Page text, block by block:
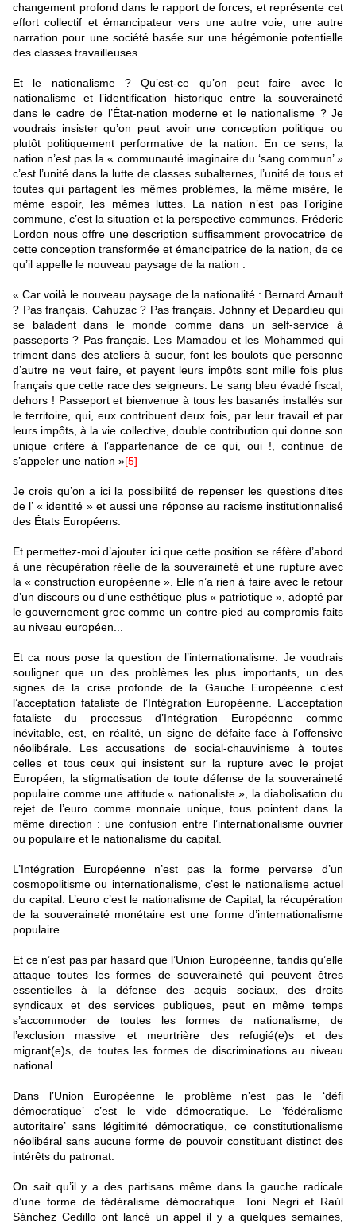
changement profond dans le rapport de forces, et représente cet
effort collectif et émancipateur vers une autre voie, une autre
narration pour une société basée sur une hégémonie potentielle
des classes travailleuses.
Et le nationalisme ? Qu’est-ce qu’on peut faire avec le
nationalisme et l’identification historique entre la souveraineté
dans le cadre de l’État-nation moderne et le nationalisme ? Je
voudrais insister qu’on peut avoir une conception politique ou
plutôt politiquement performative de la nation. En ce sens, la
nation n’est pas la « communauté imaginaire du ‘sang commun’ »
c’est l’unité dans la lutte de classes subalternes, l’unité de tous et
toutes qui partagent les mêmes problèmes, la même misère, le
même espoir, les mêmes luttes. La nation n’est pas l’origine
commune, c’est la situation et la perspective communes. Fréderic
Lordon nous offre une description suffisamment provocatrice de
cette conception transformée et émancipatrice de la nation, de ce
qu’il appelle le nouveau paysage de la nation :
« Car voilà le nouveau paysage de la nationalité : Bernard Arnault
? Pas français. Cahuzac ? Pas français. Johnny et Depardieu qui
se baladent dans le monde comme dans un self-service à
passeports ? Pas français. Les Mamadou et les Mohammed qui
triment dans des ateliers à sueur, font les boulots que personne
d’autre ne veut faire, et payent leurs impôts sont mille fois plus
français que cette race des seigneurs. Le sang bleu évadé fiscal,
dehors ! Passeport et bienvenue à tous les basanés installés sur
le territoire, qui, eux contribuent deux fois, par leur travail et par
leurs impôts, à la vie collective, double contribution qui donne son
unique critère à l’appartenance de ce qui, oui !, continue de
s’appeler une nation »[5]
Je crois qu’on a ici la possibilité de repenser les questions dites
de l’ « identité » et aussi une réponse au racisme institutionnalisé
des États Européens.
Et permettez-moi d’ajouter ici que cette position se réfère d’abord
à une récupération réelle de la souveraineté et une rupture avec
la « construction européenne ». Elle n’a rien à faire avec le retour
d’un discours ou d’une esthétique plus « patriotique », adopté par
le gouvernement grec comme un contre-pied au compromis faits
au niveau européen...
Et ca nous pose la question de l’internationalisme. Je voudrais
souligner que un des problèmes les plus importants, un des
signes de la crise profonde de la Gauche Européenne c’est
l’acceptation fataliste de l’Intégration Européenne. L’acceptation
fataliste du processus d’Intégration Européenne comme
inévitable, est, en réalité, un signe de défaite face à l’offensive
néolibérale. Les accusations de social-chauvinisme à toutes
celles et tous ceux qui insistent sur la rupture avec le projet
Européen, la stigmatisation de toute défense de la souveraineté
populaire comme une attitude « nationaliste », la diabolisation du
rejet de l’euro comme monnaie unique, tous pointent dans la
même direction : une confusion entre l’internationalisme ouvrier
ou populaire et le nationalisme du capital.
L’Intégration Européenne n’est pas la forme perverse d’un
cosmopolitisme ou internationalisme, c’est le nationalisme actuel
du capital. L’euro c’est le nationalisme de Capital, la récupération
de la souveraineté monétaire est une forme d’internationalisme
populaire.
Et ce n’est pas par hasard que l’Union Européenne, tandis qu’elle
attaque toutes les formes de souveraineté qui peuvent êtres
essentielles à la défense des acquis sociaux, des droits
syndicaux et des services publiques, peut en même temps
s’accommoder de toutes les formes de nationalisme, de
l’exclusion massive et meurtrière des refugié(e)s et des
migrant(e)s, de toutes les formes de discriminations au niveau
national.
Dans l’Union Européenne le problème n’est pas le ‘défi
démocratique’ c’est le vide démocratique. Le ‘fédéralisme
autoritaire’ sans légitimité démocratique, ce constitutionalisme
néolibéral sans aucune forme de pouvoir constituant distinct des
intérêts du patronat.
On sait qu’il y a des partisans même dans la gauche radicale
d’une forme de fédéralisme démocratique. Toni Negri et Raúl
Sánchez Cedillo ont lancé un appel il y a quelques semaines,